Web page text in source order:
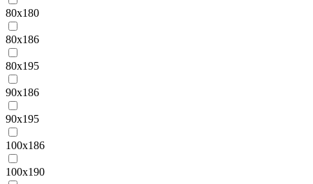
80х180
80х186
80х195
90х186
90х195
100х186
100х190